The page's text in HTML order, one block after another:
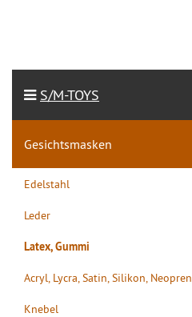
S/M-TOYS
Gesichtsmasken
Edelstahl
Leder
Latex, Gummi
Acryl, Lycra, Satin, Silikon, Neopren
Knebel